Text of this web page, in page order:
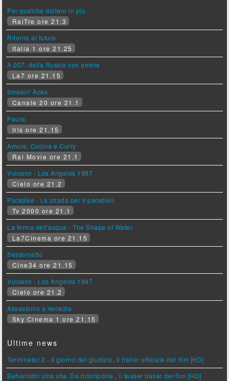
Per qualche dollaro in più
RaiTre ore 21.3
Ritorno al futuro
Italia 1 ore 21.25
A 007, dalla Russia con amore
La7 ore 21.15
Smokin' Aces
Canale 20 ore 21.1
Paura
Iris ore 21.15
Amore, Cucina e Curry
Rai Movie ore 21.1
Vulcano - Los Angeles 1997
Cielo ore 21.2
Paradise - La strada per il paradiso
Tv 2000 ore 21.1
La forma dell'acqua - The Shape of Water
La7Cinema ore 21.15
Sessomatto
Cine34 ore 21.15
Vulcano - Los Angeles 1997
Cielo ore 21.2
Assassinio a Venezia
Sky Cinema 1 ore 21.15
Ultime news
Terminator 2 - Il giorno del giudizio, il trailer ufficiale del film [HD]
Behemoth! Una vita. Da ricomporre., il teaser trailer del film [HD]